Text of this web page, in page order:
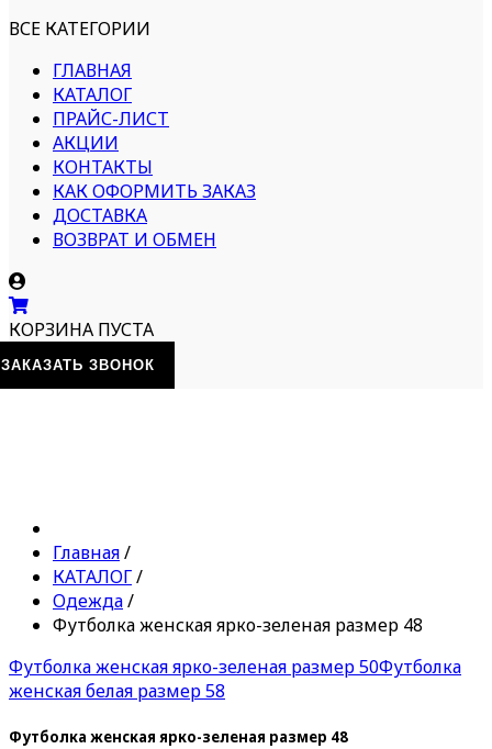
ВСЕ КАТЕГОРИИ
ГЛАВНАЯ
КАТАЛОГ
ПРАЙС-ЛИСТ
АКЦИИ
КОНТАКТЫ
КАК ОФОРМИТЬ ЗАКАЗ
ДОСТАВКА
ВОЗВРАТ И ОБМЕН
КОРЗИНА ПУСТА
ЗАКАЗАТЬ ЗВОНОК
Главная/
КАТАЛОГ/
Одежда/
Футболка женская ярко-зеленая размер 48
Футболка женская ярко-зеленая размер 50Футболка
женская белая размер 58
Футболка женская ярко-зеленая размер 48